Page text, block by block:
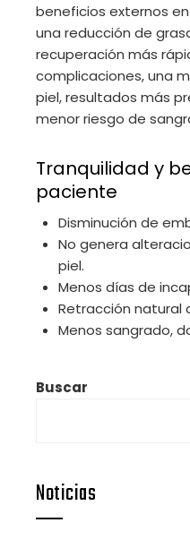
beneficios externos
una reducción de
recuperación más
complicaciones, una
piel, resultados más
menor riesgo de
Tranquilidad y
paciente
Disminución de
No genera
piel.
Menos días de
Retracción natural
Menos sangrado,
Buscar
Noticias